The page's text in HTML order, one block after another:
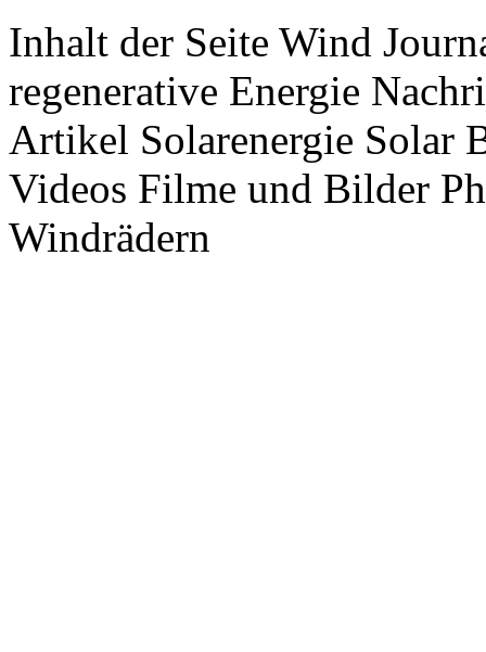
Inhalt der Seite Wind
regenerative Energie
Artikel Solarenergie Solar
Videos Filme und Bilder
Windrädern